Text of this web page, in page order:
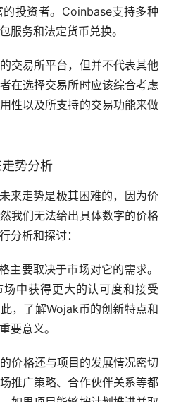
的投资者。Coinbase支持多种
服务和法定货币兑换。
交易所平台，但并不代表其他
在选择交易所时应该综合考虑
性以及所支持的交易功能来做
势分析
来走势是极其困难的，因为价
我们无法给出具体数字的价格
分析和探讨：
主要取决于市场对它的需求。
中获得更大的认可度和接受
，了解Wojak币的创新特点和
要意义。
价格还与项目的发展情况密切
推广策略、合作伙伴关系等都